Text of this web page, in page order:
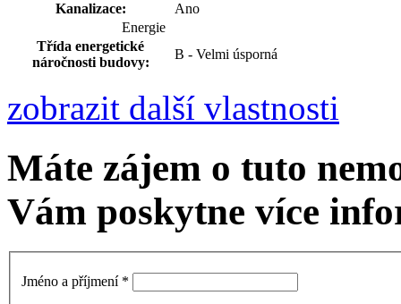
Kanalizace:
Ano
Energie
Třída energetické
náročnosti budovy:
B - Velmi úsporná
zobrazit další vlastnosti
Máte zájem o tuto
Vám poskytne více
Jméno a příjmení *